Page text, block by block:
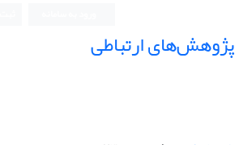
پژوهش‌های ارتباطی